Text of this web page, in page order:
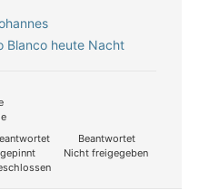
Blanco heute Nacht
Beantwortet
Nicht freigegeben